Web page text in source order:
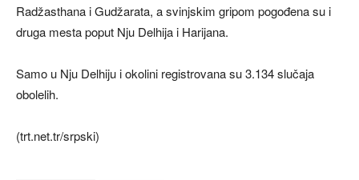
Radžasthana i Gudžarata, a svinjskim gripom pogođena su i
druga mesta poput Nju Delhija i Harijana.
Samo u Nju Delhiju i okolini registrovana su 3.134 slučaja
obolelih.
(trt.net.tr/srpski)